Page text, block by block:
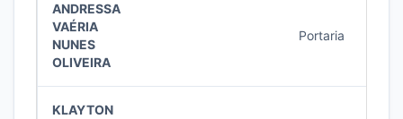
ANDRESSA
VAÉRIA
NUNES
OLIVEIRA
Portaria
KLAYTON